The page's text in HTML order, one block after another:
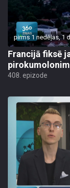
pirms 1 nedēļas, 1
Francijā fiksē
408. epizode